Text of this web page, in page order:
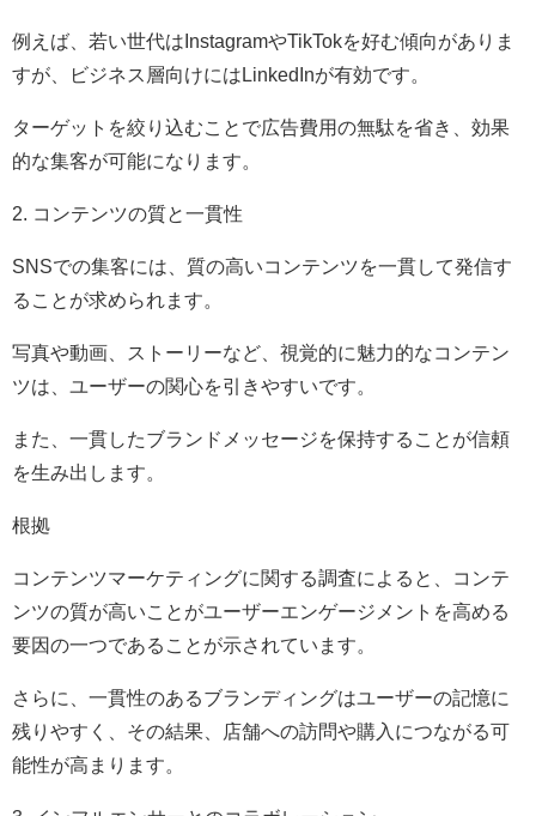
例えば、若い世代はInstagramやTikTokを好む傾向がありま
すが、ビジネス層向けにはLinkedInが有効です。
ターゲットを絞り込むことで広告費用の無駄を省き、効果
的な集客が可能になります。
2. コンテンツの質と一貫性
SNSでの集客には、質の高いコンテンツを一貫して発信す
ることが求められます。
写真や動画、ストーリーなど、視覚的に魅力的なコンテン
ツは、ユーザーの関心を引きやすいです。
また、一貫したブランドメッセージを保持することが信頼
を生み出します。
根拠
コンテンツマーケティングに関する調査によると、コンテ
ンツの質が高いことがユーザーエンゲージメントを高める
要因の一つであることが示されています。
さらに、一貫性のあるブランディングはユーザーの記憶に
残りやすく、その結果、店舗への訪問や購入につながる可
能性が高まります。